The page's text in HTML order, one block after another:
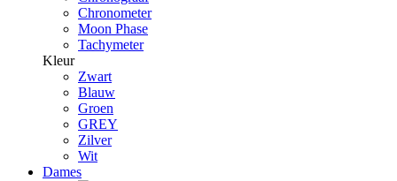
Chronometer
Moon Phase
Tachymeter
Kleur
Zwart
Blauw
Groen
GREY
Zilver
Wit
Dames